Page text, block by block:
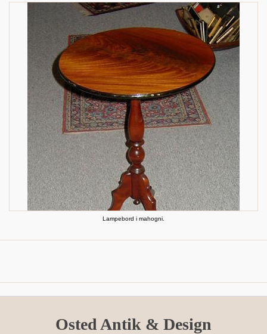
Lampebord i mahogni.
Osted Antik & Design